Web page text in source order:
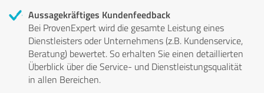
Aussagekräftiges Kundenfeedback
Bei ProvenExpert wird die gesamte Leistung eines
Dienstleisters oder Unternehmens (z.B. Kundenservice,
Beratung) bewertet. So erhalten Sie einen detaillierten
Überblick über die Service- und Dienstleistungsqualität
in allen Bereichen.